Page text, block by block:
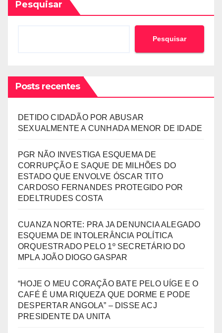
Pesquisar
Pesquisar
Posts recentes
DETIDO CIDADÃO POR ABUSAR
SEXUALMENTE A CUNHADA MENOR DE IDADE
PGR NÃO INVESTIGA ESQUEMA DE
CORRUPÇÃO E SAQUE DE MILHÕES DO
ESTADO QUE ENVOLVE ÓSCAR TITO
CARDOSO FERNANDES PROTEGIDO POR
EDELTRUDES COSTA
CUANZA NORTE: PRA JA DENUNCIA ALEGADO
ESQUEMA DE INTOLERÂNCIA POLÍTICA
ORQUESTRADO PELO 1º SECRETÁRIO DO
MPLA JOÃO DIOGO GASPAR
“HOJE O MEU CORAÇÃO BATE PELO UÍGE E O
CAFÉ É UMA RIQUEZA QUE DORME E PODE
DESPERTAR ANGOLA” – DISSE ACJ
PRESIDENTE DA UNITA